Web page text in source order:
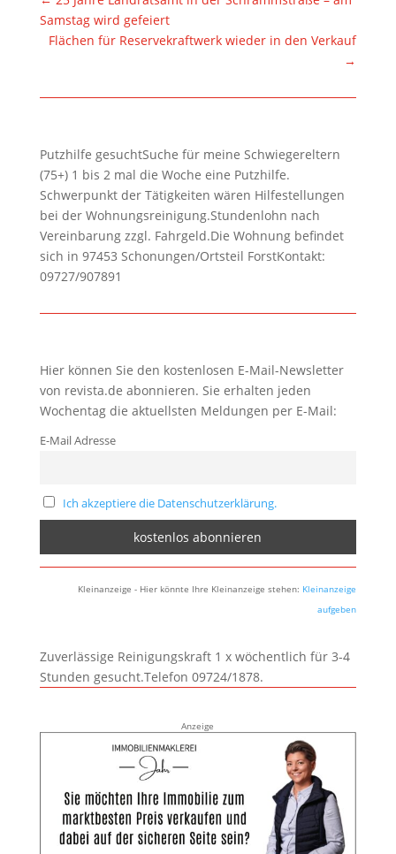
Samstag wird gefeiert
Flächen für Reservekraftwerk wieder in den Verkauf
→
Putzhilfe gesuchtSuche für meine Schwiegereltern
(75+) 1 bis 2 mal die Woche eine Putzhilfe.
Schwerpunkt der Tätigkeiten wären Hilfestellungen
bei der Wohnungsreinigung.Stundenlohn nach
Vereinbarung zzgl. Fahrgeld.Die Wohnung befindet
sich in 97453 Schonungen/Ortsteil ForstKontakt:
09727/907891
Hier können Sie den kostenlosen E-Mail-Newsletter
von revista.de abonnieren. Sie erhalten jeden
Wochentag die aktuellsten Meldungen per E-Mail:
E-Mail Adresse
Ich akzeptiere die Datenschutzerklärung.
Kleinanzeige - Hier könnte Ihre Kleinanzeige stehen: Kleinanzeige
aufgeben
Zuverlässige Reinigungskraft 1 x wöchentlich für 3-4
Stunden gesucht.Telefon 09724/1878.
Anzeige